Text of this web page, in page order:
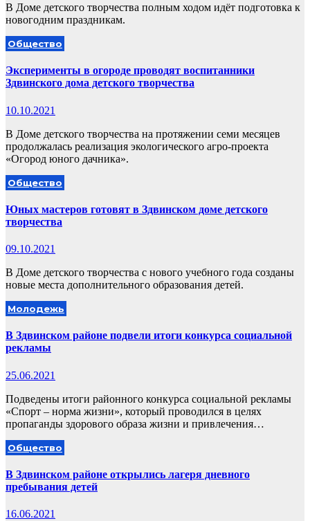
В Доме детского творчества полным ходом идёт подготовка к
новогодним праздникам.
Общество
Эксперименты в огороде проводят воспитанники
Здвинского дома детского творчества
10.10.2021
В Доме детского творчества на протяжении семи месяцев
продолжалась реализация экологического агро-проекта
«Огород юного дачника».
Общество
Юных мастеров готовят в Здвинском доме детского
творчества
09.10.2021
В Доме детского творчества с нового учебного года созданы
новые места дополнительного образования детей.
Молодежь
В Здвинском районе подвели итоги конкурса социальной
рекламы
25.06.2021
Подведены итоги районного конкурса социальной рекламы
«Спорт – норма жизни», который проводился в целях
пропаганды здорового образа жизни и привлечения…
Общество
В Здвинском районе открылись лагеря дневного
пребывания детей
16.06.2021